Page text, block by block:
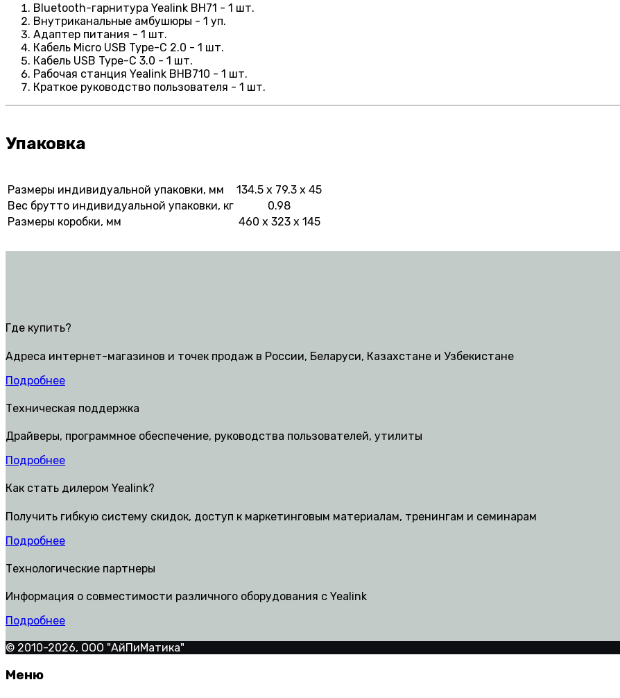
Bluetooth-гарнитура Yealink BH71 - 1 шт.
Внутриканальные амбушюры - 1 уп.
Адаптер питания - 1 шт.
Кабель Micro USB Type-C 2.0 - 1 шт.
Кабель USB Type-C 3.0 - 1 шт.
Рабочая станция Yealink BHB710 - 1 шт.
Краткое руководство пользователя - 1 шт.
Упаковка
Размеры индивидуальной упаковки, мм
134.5 x 79.3 x 45
Вес брутто индивидуальной упаковки, кг
0.98
Размеры коробки, мм
460 x 323 x 145
Где купить?
Адреса интернет-магазинов и точек продаж в России, Беларуси, Казахстане и Узбекистане
Подробнее
Техническая поддержка
Драйверы, программное обеспечение, руководства пользователей, утилиты
Подробнее
Как стать дилером Yealink?
Получить гибкую систему скидок, доступ к маркетинговым материалам, тренингам и семинарам
Подробнее
Технологические партнеры
Информация о совместимости различного оборудования с Yealink
Подробнее
© 2010-2026, ООО "АйПиМатика"
Меню